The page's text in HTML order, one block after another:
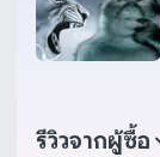
รีวิวจากผู้ซื้อ